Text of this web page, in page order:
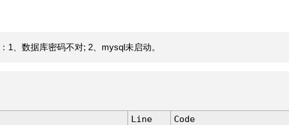
1、数据库密码不对; 2、mysql未启动。
Line
Code